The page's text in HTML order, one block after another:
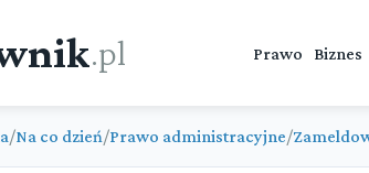
.pl Prawo Biznes
/Na co dzień/Prawo administracyjne/